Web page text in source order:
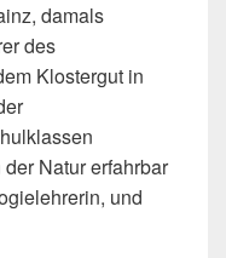
damals
des
Klostergut in
Natur erfahrbar
und